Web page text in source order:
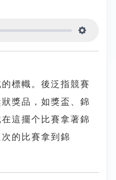
標幟。後泛指競賽
獎品，如獎盃、錦
這擺个比賽拿著錦
的比賽拿到錦